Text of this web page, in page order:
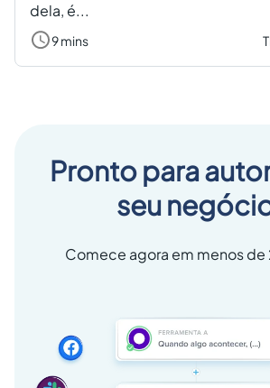
dela, é...
9 mins
Pronto para
seu
Comece agora em menos de